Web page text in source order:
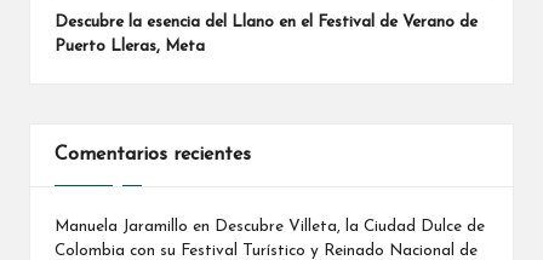
Descubre la esencia del Llano en el Festival de Verano de
Puerto Lleras, Meta
Comentarios recientes
Manuela Jaramillo en
Descubre Villeta, la Ciudad Dulce de
Colombia con su Festival Turístico y Reinado Nacional de